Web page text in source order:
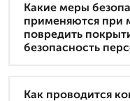
Какие меры
применяются при
повредить
безопасность
Как проводится